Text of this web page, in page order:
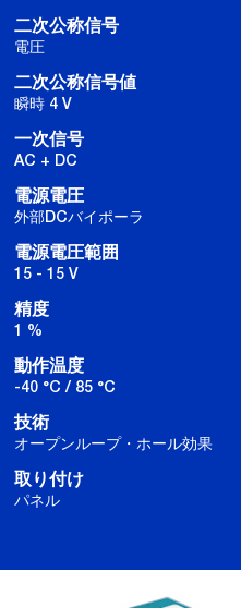
二次公称信号
電圧
二次公称信号値
瞬時 4 V
一次信号
AC + DC
電源電圧
外部DCバイポーラ
電源電圧範囲
15 - 15 V
精度
1 %
動作温度
-40 °C / 85 °C
技術
オープンループ・ホール効果
取り付け
パネル